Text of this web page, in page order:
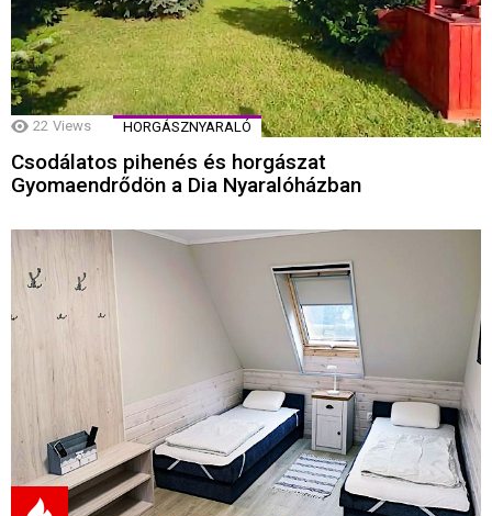
22 Views HORGÁSZNYARALÓ
Csodálatos pihenés és horgászat
Gyomaendrődön a Dia Nyaralóházban